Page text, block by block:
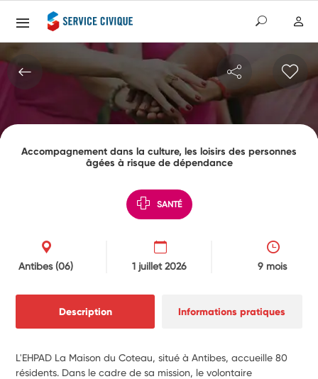
Accompagnement dans la culture, les loisirs des personnes
âgées à risque de dépendance
SANTÉ
Antibes(06) 1 juillet 2026 9 mois
Description Informations pratiques
L'EHPAD La Maison du Coteau, situé à Antibes, accueille 80
résidents. Dans le cadre de sa mission, le volontaire